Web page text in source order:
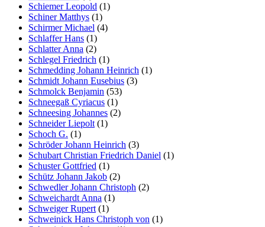
Schiemer Leopold (1)
Schiner Matthys (1)
Schirmer Michael (4)
Schlaffer Hans (1)
Schlatter Anna (2)
Schlegel Friedrich (1)
Schmedding Johann Heinrich (1)
Schmidt Johann Eusebius (3)
Schmolck Benjamin (53)
Schneegaß Cyriacus (1)
Schneesing Johannes (2)
Schneider Liepolt (1)
Schoch G. (1)
Schröder Johann Heinrich (3)
Schubart Christian Friedrich Daniel (1)
Schuster Gottfried (1)
Schütz Johann Jakob (2)
Schwedler Johann Christoph (2)
Schweichardt Anna (1)
Schweiger Rupert (1)
Schweinick Hans Christoph von (1)